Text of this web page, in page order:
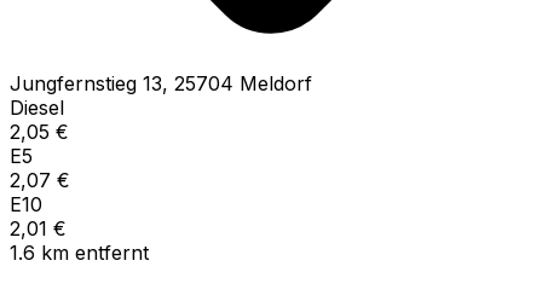
Jungfernstieg 13, 25704 Meldorf
Diesel
2,05 €
E5
2,07 €
E10
2,01 €
1.6 km entfernt